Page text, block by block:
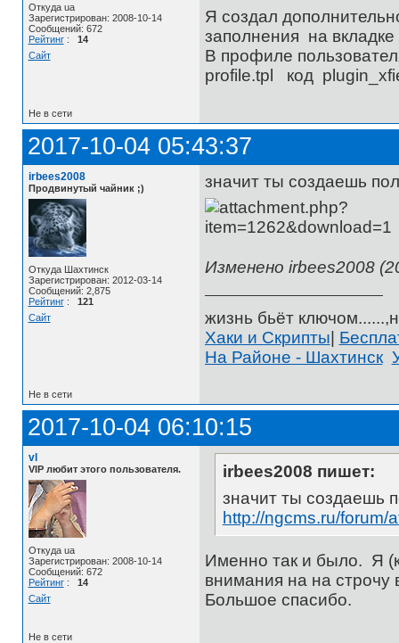
Откуда ua
Зарегистрирован: 2008-10-14
Сообщений: 672
Рейтинг: 14
Сайт
Я создал
заполнения на
В профиле
profile.tpl код
Не в сети
2017-10-04 05:43:37
irbees2008
Продвинутый чайник ;)
Откуда Шахтинск
Зарегистрирован: 2012-03-14
Сообщений: 2,875
Рейтинг: 121
Сайт
значит ты создаешь
Изменено irbees2008
жизнь бьёт
Хаки и Скрипты|
На Районе - Шахтинск
Не в сети
2017-10-04 06:10:15
vl
VIP любит этого пользователя.
Откуда ua
Зарегистрирован: 2008-10-14
Сообщений: 672
Рейтинг: 14
Сайт
irbees2008 пишет:
значит ты создаешь
http://ngcms.ru/
Именно так и было. Я
внимания на на строчу
Большое спасибо.
Не в сети